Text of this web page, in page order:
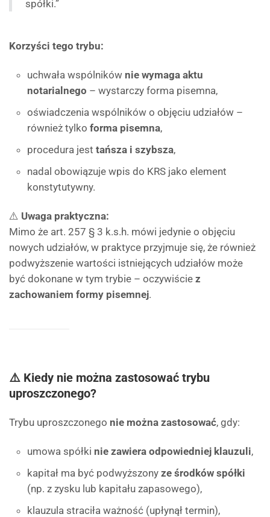
spółki.”
Korzyści tego trybu:
uchwała wspólników nie wymaga aktu
notarialnego – wystarczy forma pisemna,
oświadczenia wspólników o objęciu udziałów –
również tylko forma pisemna,
procedura jest tańsza i szybsza,
nadal obowiązuje wpis do KRS jako element
konstytutywny.
⚠️ Uwaga praktyczna:
Mimo że art. 257 § 3 k.s.h. mówi jedynie o objęciu
nowych udziałów, w praktyce przyjmuje się, że również
podwyższenie wartości istniejących udziałów może
być dokonane w tym trybie – oczywiście z
zachowaniem formy pisemnej.
⚠️ Kiedy nie można zastosować trybu
uproszczonego?
Trybu uproszczonego nie można zastosować, gdy:
umowa spółki nie zawiera odpowiedniej klauzuli,
kapitał ma być podwyższony ze środków spółki
(np. z zysku lub kapitału zapasowego),
klauzula straciła ważność (upłynął termin),